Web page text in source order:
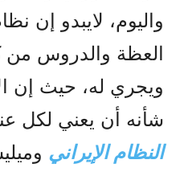
واليوم، لايبدو إن
العظة والدروس
ويجري له، حيث إن
شأنه أن يعني لكل
النظام الإيراني